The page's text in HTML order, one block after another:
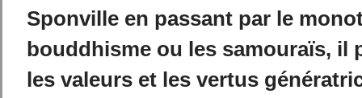
Sponville en passant par le
bouddhisme ou les samouraïs, il
les valeurs et les vertus